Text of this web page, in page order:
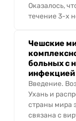
Оказалось,
течение 3-х
Чешские
больных с
инфекцией
Введение.
Ухань и
страны мира
связана с